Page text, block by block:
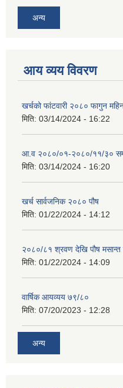
अन्य
आय व्यय विवरण
खर्चको फांटवारी २०८० फागुन
मिति: 03/14/2024 - 16:22
आ.व २०८०/०१-२०८०/११/३०
मिति: 03/14/2024 - 16:20
खर्च सार्वजनिक २०८० पौष
मिति: 01/22/2024 - 14:12
२०८०/८१ श्रवण देखि पौष
मिति: 01/22/2024 - 14:09
वार्षिक आयव्यय ७९/८०
मिति: 07/20/2023 - 12:28
अन्य